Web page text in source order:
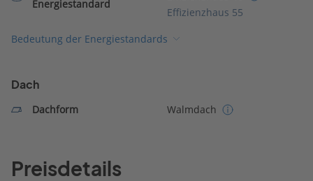
Energiestandard
Effizienzhaus 55
Bedeutung der Energiestandards
Dach
Dachform Walmdach
Preisdetails